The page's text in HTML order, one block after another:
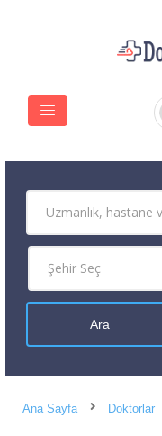
Ana Sayfa Doktorlar